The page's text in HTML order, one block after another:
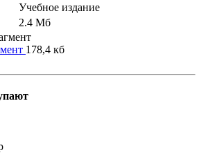
Учебное издание
2.4 Mб
178,4 кб